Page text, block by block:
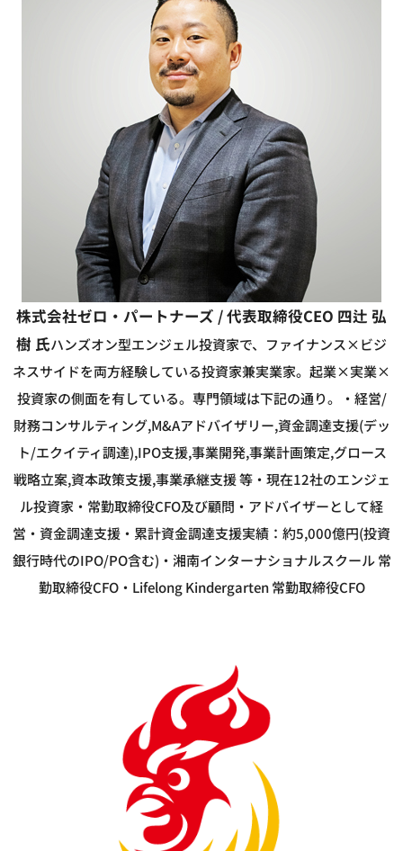
株式会社ゼロ・パートナーズ / 代表取締役CEO 四辻 弘
樹 氏ハンズオン型エンジェル投資家で、ファイナンス×ビジ
ネスサイドを両方経験している投資家兼実業家。起業×実業×
投資家の側面を有している。専門領域は下記の通り。
・経営/
財務コンサルティング,M&Aアドバイザリー,資金調達支援(デッ
ト/エクイティ調達),IPO支援,事業開発,事業計画策定,グロース
戦略立案,資本政策支援,事業承継支援 等・現在12社のエンジェ
ル投資家・常勤取締役CFO及び顧問・アドバイザーとして経
営・資金調達支援 ・累計資金調達支援実績：約5,000億円(投資
銀行時代のIPO/PO含む) ・湘南インターナショナルスクール 常
勤取締役CFO・Lifelong Kindergarten 常勤取締役CFO